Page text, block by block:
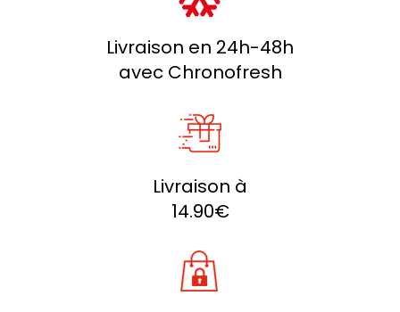
Livraison en 24h-48h
avec Chronofresh
Livraison à
14.90€